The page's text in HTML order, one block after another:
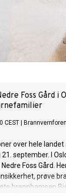
Foss Gård i
CEST
over hele
september. I
Foss Gård.
prøve
brannbamsen